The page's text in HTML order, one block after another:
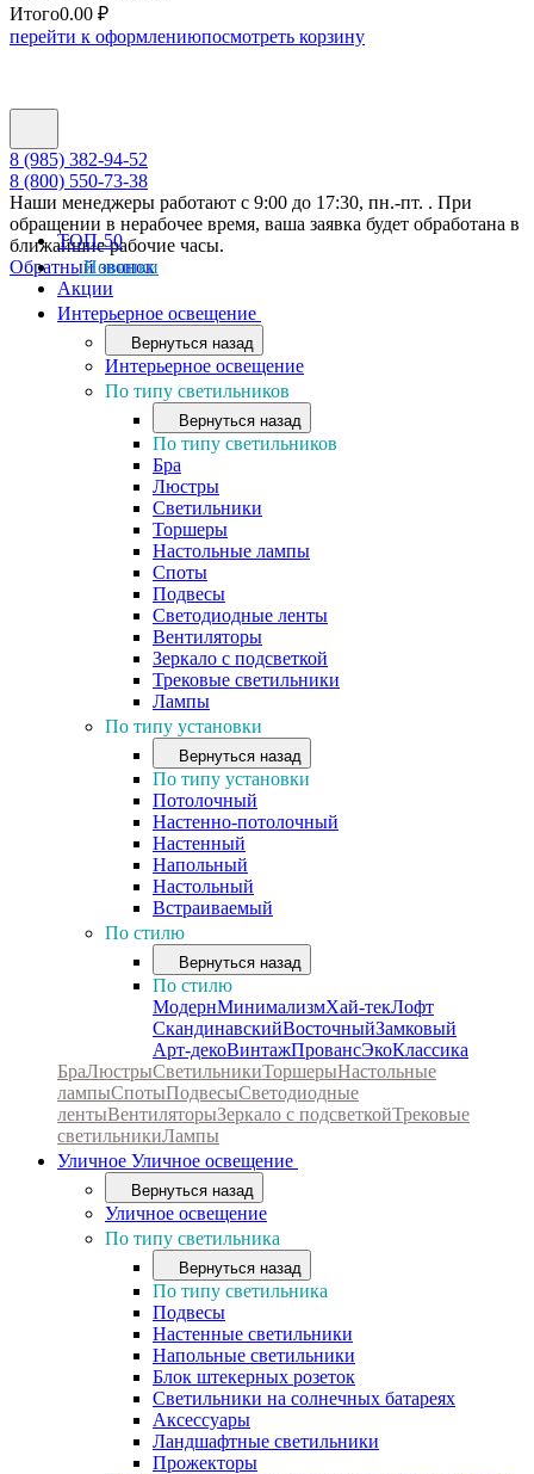
Итого0.00 ₽
перейти к оформлениюпосмотреть корзину
8 (985) 382-94-52
8 (800) 550-73-38
Наши менеджеры работают с 9:00 до 17:30, пн.-пт. . При
обращении в нерабочее время, ваша заявка будет обработана в
ближайшие рабочие часы.
Обратный звонок
ТОП-50
Новинки
Акции
Интерьерное освещение
Вернуться назад
Интерьерное освещение
По типу светильников
Вернуться назад
По типу светильников
Бра
Люстры
Светильники
Торшеры
Настольные лампы
Споты
Подвесы
Светодиодные ленты
Вентиляторы
Зеркало с подсветкой
Трековые светильники
Лампы
По типу установки
Вернуться назад
По типу установки
Потолочный
Настенно-потолочный
Настенный
Напольный
Настольный
Встраиваемый
По стилю
Вернуться назад
По стилю
МодернМинимализмХай-текЛофт
СкандинавскийВосточныйЗамковый
Арт-декоВинтажПровансЭкоКлассика
БраЛюстрыСветильникиТоршерыНастольные
лампыСпотыПодвесыСветодиодные
лентыВентиляторыЗеркало с подсветкойТрековые
светильникиЛампы
Уличное Уличное освещение
Вернуться назад
Уличное освещение
По типу светильника
Вернуться назад
По типу светильника
Подвесы
Настенные светильники
Напольные светильники
Блок штекерных розеток
Светильники на солнечных батареях
Аксессуары
Ландшафтные светильники
Прожекторы